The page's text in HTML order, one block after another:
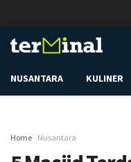
NUSANTARA KULINER
Home Nusantara